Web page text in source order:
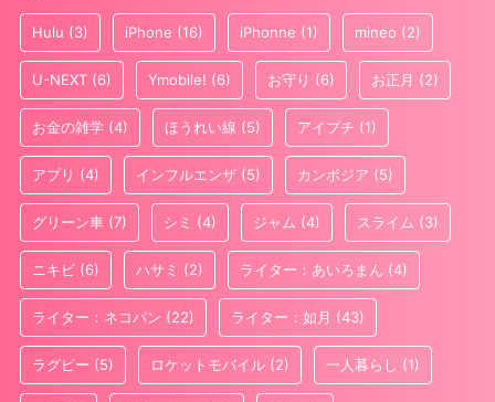
Hulu (3) iPhone (16) iPhonne (1) mineo (2)
U-NEXT (6) Ymobile! (6) お守り (6) お正月 (2)
お金の雑学 (4) ほうれい線 (5) アイプチ (1)
アプリ (4) インフルエンザ (5) カンボジア (5)
グリーン車 (7) シミ (4) ジャム (4) スライム (3)
ニキビ (6) ハサミ (2) ライター：あいろまん (4)
ライター：ネコパン (22) ライター：如月 (43)
ラグビー (5) ロケットモバイル (2) 一人暮らし (1)